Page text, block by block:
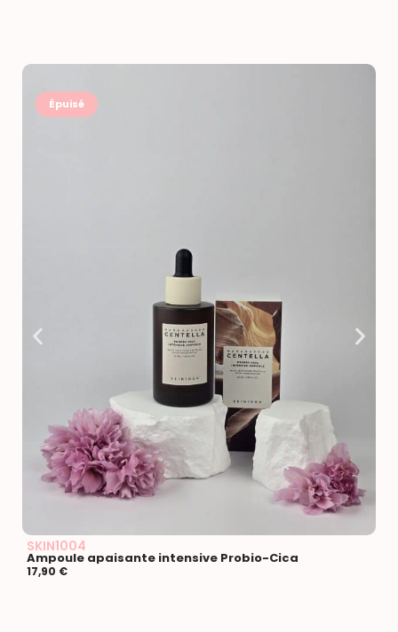
Épuisé
SKIN1004
Ampoule apaisante intensive Probio-Cica
17,90 €